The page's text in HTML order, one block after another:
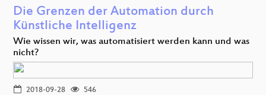
Die Grenzen der Automation durch
Künstliche Intelligenz
Wie wissen wir, was automatisiert werden kann und was
nicht?
2018-09-28
546